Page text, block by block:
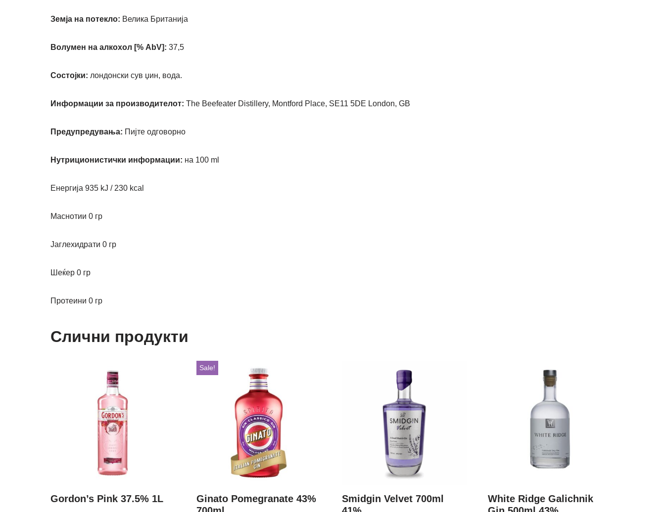
Земја на потекло: Велика Британија
Волумен на алкохол [% AbV]: 37,5
Состојки: лондонски сув џин, вода.
Информации за производителот: The Beefeater Distillery, Montford Place, SE11 5DE London, GB
Предупредувања: Пијте одговорно
Нутриционистички информации: на 100 ml
Енергија 935 kJ / 230 kcal
Маснотии 0 гр
Јаглехидрати 0 гр
Шеќер 0 гр
Протеини 0 гр
Слични продукти
Gordon’s Pink 37.5% 1L
Sale!
Ginato Pomegranate 43%
Smidgin Velvet 700ml
White Ridge Galichnik